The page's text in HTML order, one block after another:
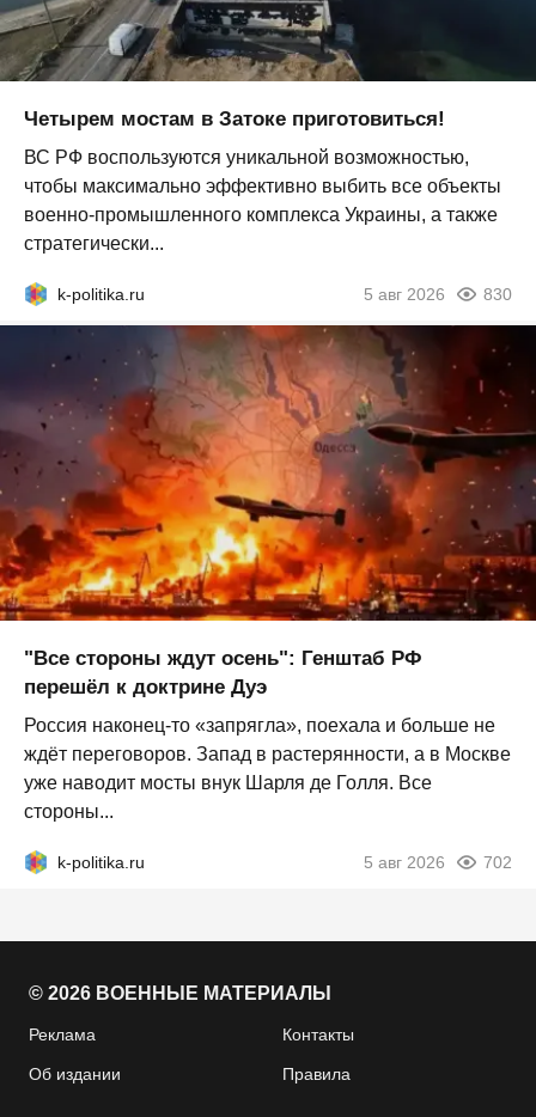
Четырем мостам в Затоке приготовиться!
ВС РФ воспользуются уникальной возможностью,
чтобы максимально эффективно выбить все объекты
военно-промышленного комплекса Украины, а также
стратегически...
k-politika.ru 5 авг 2026 830
"Все стороны ждут осень": Генштаб РФ
перешёл к доктрине Дуэ
Россия наконец-то «запрягла», поехала и больше не
ждёт переговоров. Запад в растерянности, а в Москве
уже наводит мосты внук Шарля де Голля. Все
стороны...
k-politika.ru 5 авг 2026 702
© 2026 ВОЕННЫЕ МАТЕРИАЛЫ
Реклама Контакты
Об издании Правила